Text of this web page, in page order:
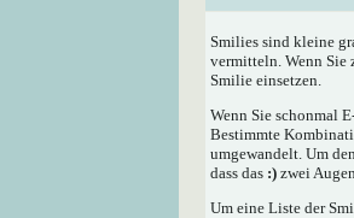
Smilies sind kleine
vermitteln. Wenn Sie
Smilie einsetzen.
Wenn Sie schonmal
Bestimmte
umgewandelt. Um
dass das :) zwei
Um eine Liste der